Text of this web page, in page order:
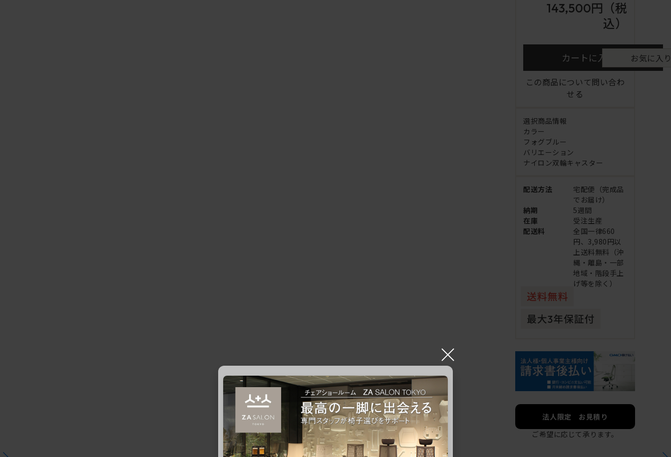
143,500円 （税
込）
カートに入れる お気に入
この商品について問い合わ
せる
選択商品情報
カラー
フォグブルー
バリエーション
ナイロン双輪キャスター
配送方法
宅配便（完成品
でお届け）
納期
5週間
在庫
受注生産
配送料
全国一律660
円、3,980円以
上送料無料（沖
縄・離島・一部
地域・階段手上
げ等を除く）
法人限定 お見積り
ご希望に応じて承ります。
×